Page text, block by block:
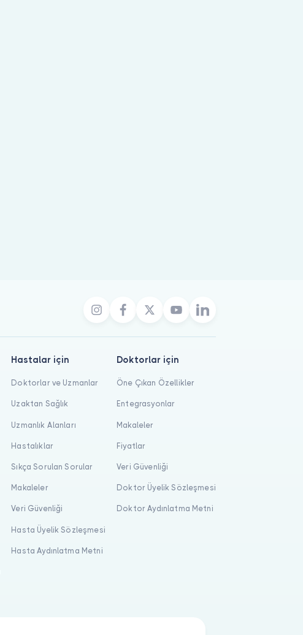
Hastalar için
Doktorlar ve Uzmanlar
Uzaktan Sağlık
Uzmanlık Alanları
Hastalıklar
Sıkça Sorulan Sorular
Makaleler
Veri Güvenliği
Hasta Üyelik Sözleşmesi
Hasta Aydınlatma Metni
Doktorlar için
Öne Çıkan Özellikler
Entegrasyonlar
Makaleler
Fiyatlar
Veri Güvenliği
Doktor Üyelik Sözleşmesi
Doktor Aydınlatma Metni